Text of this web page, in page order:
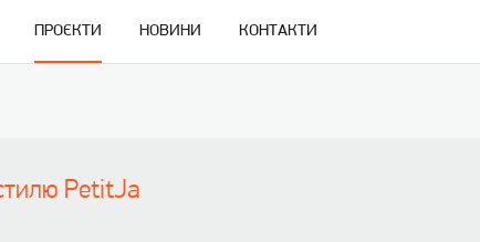
ПРОЄКТИ НОВИНИ КОНТАКТИ
PetitJa